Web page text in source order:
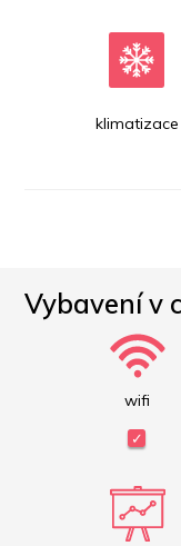
klimatizace
Vybavení v
wifi